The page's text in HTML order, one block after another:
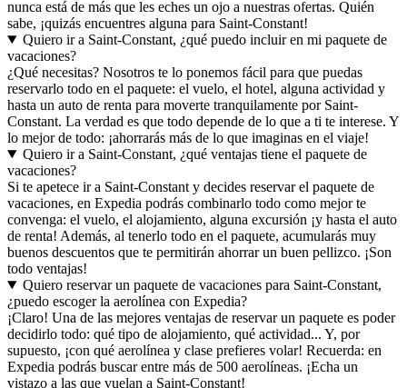
nunca está de más que les eches un ojo a nuestras ofertas. Quién
sabe, ¡quizás encuentres alguna para Saint-Constant!
Quiero ir a Saint-Constant, ¿qué puedo incluir en mi paquete de
vacaciones?
¿Qué necesitas? Nosotros te lo ponemos fácil para que puedas
reservarlo todo en el paquete: el vuelo, el hotel, alguna actividad y
hasta un auto de renta para moverte tranquilamente por Saint-
Constant. La verdad es que todo depende de lo que a ti te interese. Y
lo mejor de todo: ¡ahorrarás más de lo que imaginas en el viaje!
Quiero ir a Saint-Constant, ¿qué ventajas tiene el paquete de
vacaciones?
Si te apetece ir a Saint-Constant y decides reservar el paquete de
vacaciones, en Expedia podrás combinarlo todo como mejor te
convenga: el vuelo, el alojamiento, alguna excursión ¡y hasta el auto
de renta! Además, al tenerlo todo en el paquete, acumularás muy
buenos descuentos que te permitirán ahorrar un buen pellizco. ¡Son
todo ventajas!
Quiero reservar un paquete de vacaciones para Saint-Constant,
¿puedo escoger la aerolínea con Expedia?
¡Claro! Una de las mejores ventajas de reservar un paquete es poder
decidirlo todo: qué tipo de alojamiento, qué actividad... Y, por
supuesto, ¡con qué aerolínea y clase prefieres volar! Recuerda: en
Expedia podrás buscar entre más de 500 aerolíneas. ¡Echa un
vistazo a las que vuelan a Saint-Constant!